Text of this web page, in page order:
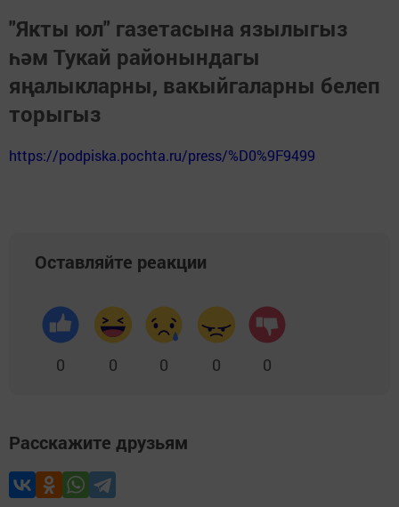
"Якты юл" газетасына язылыгыз
һәм Тукай районындагы
яңалыкларны, вакыйгаларны белеп
торыгыз
https://podpiska.pochta.ru/press/%D0%9F9499
Оставляйте реакции
0 0 0 0 0
Расскажите друзьям